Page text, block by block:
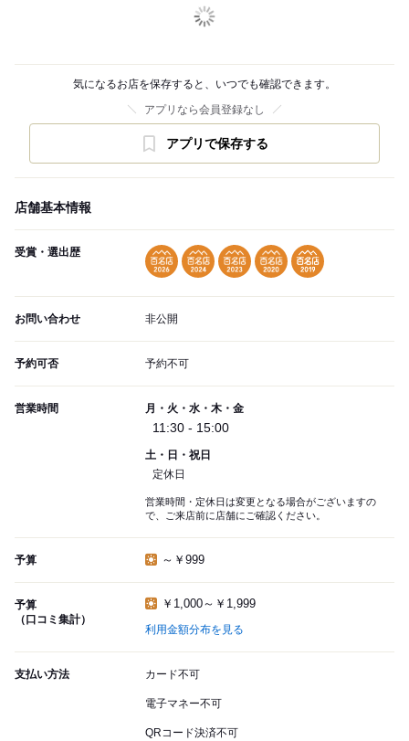
気になるお店を保存すると、いつでも確認できます。
アプリなら会員登録なし
アプリで保存する
店舗基本情報
受賞・選出歴
お問い合わせ 非公開
予約可否 予約不可
営業時間 月・火・水・木・金
11:30 - 15:00
土・日・祝日
定休日
営業時間・定休日は変更となる場合がございますの
で、ご来店前に店舗にご確認ください。
予算 ～￥999
予算
（口コミ集計）
￥1,000～￥1,999
利用金額分布を見る
支払い方法 カード不可
電子マネー不可
QRコード決済不可